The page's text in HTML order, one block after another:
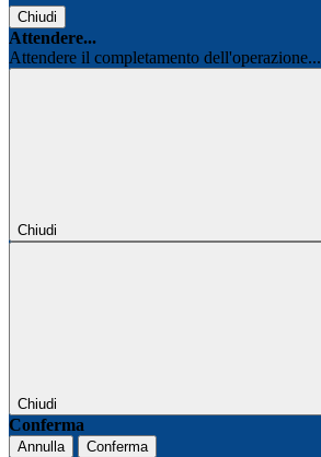
Chiudi
Attendere...
Attendere il completamento dell'operazione...
Chiudi
Chiudi
Conferma
Annulla Conferma